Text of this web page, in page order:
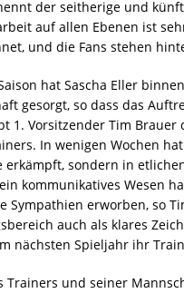
der seitherige und
auf allen Ebenen ist
und die Fans stehen
hat Sascha Eller
gesorgt, so dass das
1. Vorsitzender Tim
In wenigen Wochen
erkämpft, sondern in
kommunikatives Wesen
Sympathien erworben, so
auch als klares
nächsten Spieljahr ihr
Trainers und seiner